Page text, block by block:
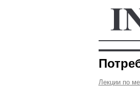
Лекции по